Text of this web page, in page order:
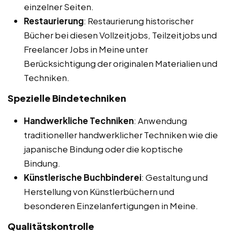
einzelner Seiten.
Restaurierung: Restaurierung historischer
Bücher bei diesen Vollzeitjobs, Teilzeitjobs und
Freelancer Jobs in Meine unter
Berücksichtigung der originalen Materialien und
Techniken.
Spezielle Bindetechniken
Handwerkliche Techniken: Anwendung
traditioneller handwerklicher Techniken wie die
japanische Bindung oder die koptische
Bindung.
Künstlerische Buchbinderei: Gestaltung und
Herstellung von Künstlerbüchern und
besonderen Einzelanfertigungen in Meine.
Qualitätskontrolle